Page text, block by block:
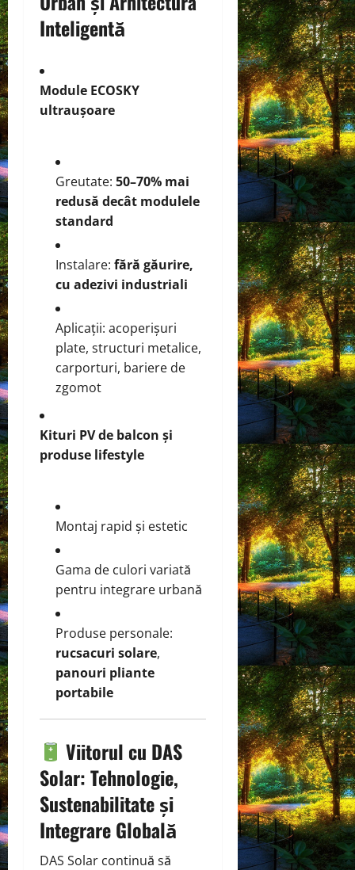
Inteligentă
Module ECOSKY
ultraușoare
Greutate: 50–70% mai
redusă decât modulele
standard
Instalare: fără găurire,
cu adezivi industriali
Aplicații: acoperișuri
plate, structuri metalice,
carporturi, bariere de
zgomot
Kituri PV de balcon și
produse lifestyle
Montaj rapid și estetic
Gama de culori variată
pentru integrare urbană
Produse personale:
rucsacuri solare,
panouri pliante
portabile
Viitorul cu DAS
Solar: Tehnologie,
Sustenabilitate și
Integrare Globală
DAS Solar continuă să